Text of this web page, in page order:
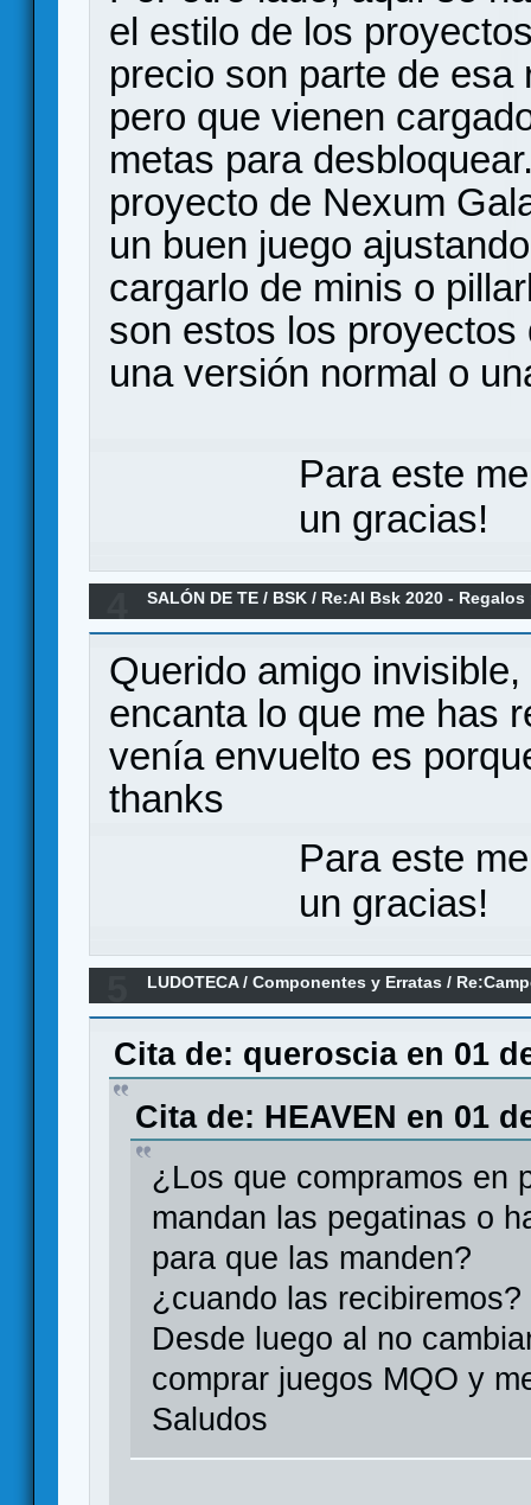
el estilo de los
precio son parte de
pero que vienen
metas para
proyecto de Nexum
un buen juego
cargarlo de minis o
son estos los
una versión normal o
Para este
un gracias!
SALÓN DE TE / BSK / Re:AI Bsk 2020 -
Querido amigo
encanta lo que me has
venía envuelto es
thanks
Para este
un gracias!
LUDOTECA/Componentes y Erratas /
Cita de: queroscia en 01
Cita de: HEAVEN en 01
¿Los que compramos en
mandan las pegatinas o
para que las manden?
¿cuando las recibiremos?
Desde luego al no
comprar juegos MQO y
Saludos